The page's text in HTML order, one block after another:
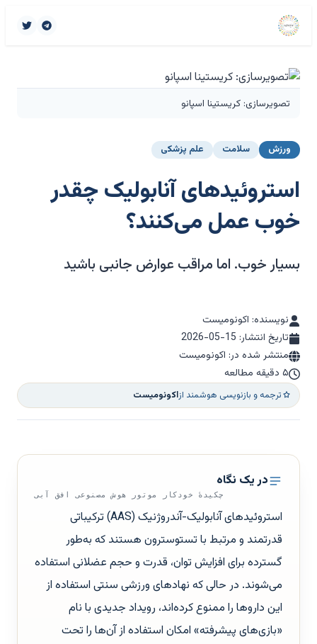
تصویرسازی: کریستینا اسپانو
ورزش سلامت علم پزشکی
استروئیدهای آنابولیک چقدر
خوب عمل می‌کنند؟
بسیار خوب. اما مراقب عوارض جانبی باشید
نویسنده: اکونومیست
تاریخ انتشار: 2026-05-15
منتشر شده در: اکونومیست
۵ دقیقه مطالعه
ترجمه و بازنویسی هوشمند ازاکونومیست
در یک نگاه
چکیدهٔ خودکار موتور هوش مصنوعی افق آبی
استروئیدهای آنابولیک-آندروژنیک (AAS) ترکیباتی
قدرتمند و مرتبط با تستوسترون هستند که به‌طور
گسترده برای افزایش توان، قدرت و حجم عضلانی استفاده
می‌شوند. در حالی که نهادهای ورزشی سنتی استفاده از
این داروها را ممنوع کرده‌اند، رویداد جدیدی با نام
«بازی‌های پیشرفته» امکان استفاده از آن‌ها را تحت